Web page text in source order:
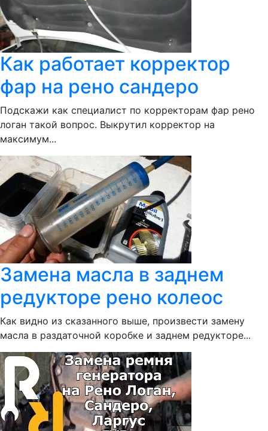
Как работает корректор
фар на рено сандеро
Подскажи как специалист по корректорам фар рено
логан такой вопрос. Выкрутил корректор на
максимум...
Замена масла в заднем
редукторе рено колеос
Как видно из сказанного выше, произвести замену
масла в раздаточной коробке и заднем редукторе...